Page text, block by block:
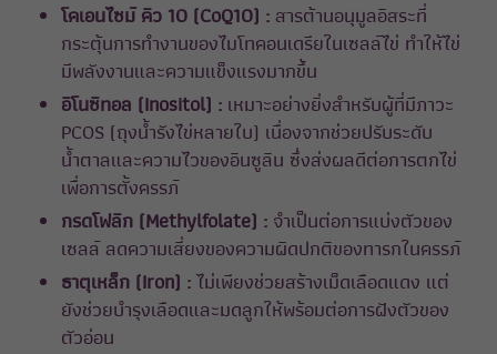
โคเอนไซม์ คิว 10 (CoQ10) : สารต้านอนุมูลอิสระที่
กระตุ้นการทำงานของไมโทคอนเดรียในเซลล์ไข่ ทำให้ไข่
มีพลังงานและความแข็งแรงมากขึ้น
อิโนซิทอล (Inositol) : เหมาะอย่างยิ่งสำหรับผู้ที่มีภาวะ
PCOS (ถุงน้ำรังไข่หลายใบ) เนื่องจากช่วยปรับระดับ
น้ำตาลและความไวของอินซูลิน ซึ่งส่งผลดีต่อการตกไข่
เพื่อการตั้งครรภ์
กรดโฟลิก (Methylfolate) : จำเป็นต่อการแบ่งตัวของ
เซลล์ ลดความเสี่ยงของความผิดปกติของทารกในครรภ์
ธาตุเหล็ก (Iron) :ไม่เพียงช่วยสร้างเม็ดเลือดแดง แต่
ยังช่วยบำรุงเลือดและมดลูกให้พร้อมต่อการฝังตัวของ
ตัวอ่อน